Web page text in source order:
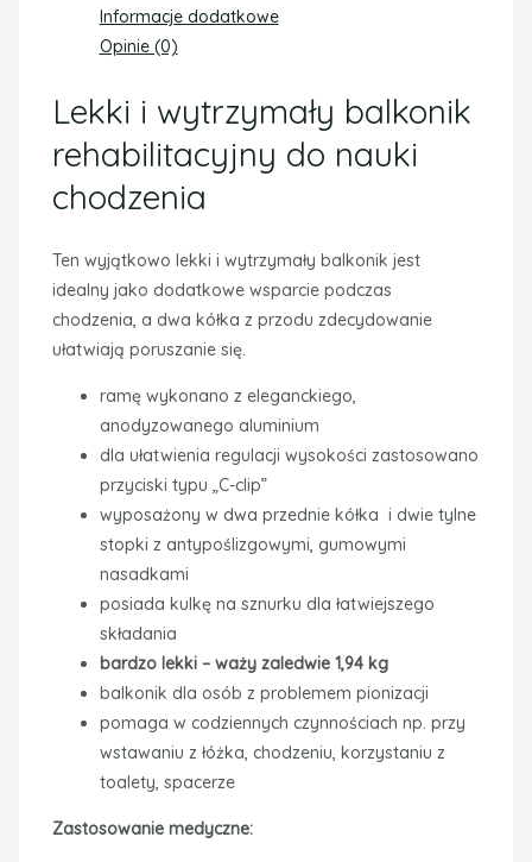
Informacje dodatkowe
Opinie (0)
Lekki i wytrzymały balkonik
rehabilitacyjny do nauki
chodzenia
Ten wyjątkowo lekki i wytrzymały balkonik jest
idealny jako dodatkowe wsparcie podczas
chodzenia, a dwa kółka z przodu zdecydowanie
ułatwiają poruszanie się.
ramę wykonano z eleganckiego,
anodyzowanego aluminium
dla ułatwienia regulacji wysokości zastosowano
przyciski typu „C-clip”
wyposażony w dwa przednie kółka i dwie tylne
stopki z antypoślizgowymi, gumowymi
nasadkami
posiada kulkę na sznurku dla łatwiejszego
składania
bardzo lekki – waży zaledwie 1,94 kg
balkonik dla osób z problemem pionizacji
pomaga w codziennych czynnościach np. przy
wstawaniu z łóżka, chodzeniu, korzystaniu z
toalety, spacerze
Zastosowanie medyczne: